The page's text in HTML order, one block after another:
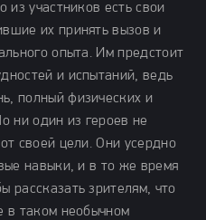
из участников есть свои
их принять вызов и
опыта. Им предстоит
и испытаний, ведь
полный физических и
ни один из героев не
своей цели. Они усердно
навыки, и в то же время
рассказать зрителям, что
в таком необычном